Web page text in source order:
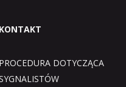
KONTAKT
PROCEDURA DOTYCZĄCA